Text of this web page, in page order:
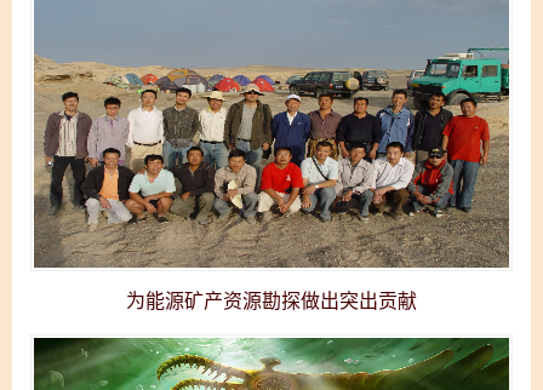
为能源矿产资源勘探做出突出贡献